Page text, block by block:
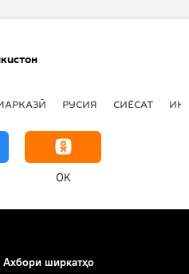
РУСИЯ СИЁСАТ
OK
Ахбори ширкатҳо